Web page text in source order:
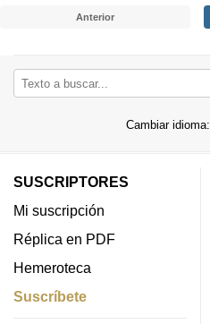
Anterior
Cambiar idioma:
SUSCRIPTORES
Mi suscripción
Réplica en PDF
Hemeroteca
Suscríbete